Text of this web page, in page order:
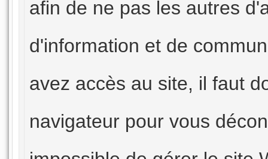
afin de ne pas les autres
d'information et de
avez accès au site, il faut
navigateur pour vous